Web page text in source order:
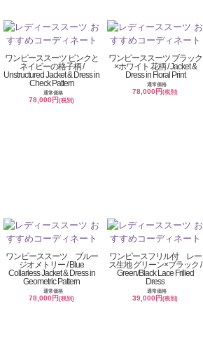
ワンピーススーツ ピンクと
ネイビーの格子柄 /
Unstructured Jacket & Dress in
Check Pattern
通常価格
78,000円(税別)
ワンピーススーツ ブラック
×ホワイト 花柄 / Jacket &
Dress in Floral Print
通常価格
78,000円(税別)
ワンピーススーツ ブルー
ジオメトリー / Blue
Collarless Jacket & Dress in
Geometric Pattern
通常価格
78,000円(税別)
ワンピースフリル付 レー
ス生地 グリーン×ブラック /
Green/Black Lace Frilled
Dress
通常価格
39,000円(税別)